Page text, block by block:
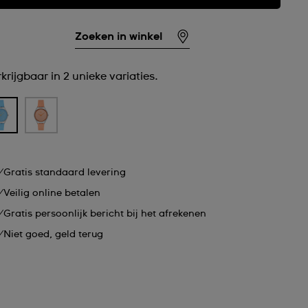
Zoeken in winkel
in 2 unieke variaties.
Gratis standaard levering
Veilig online betalen
Gratis persoonlijk bericht bij het afrekenen
Niet goed, geld terug